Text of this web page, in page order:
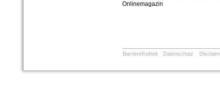
Onlinemagazin
Barrierefreiheit Datenschutz